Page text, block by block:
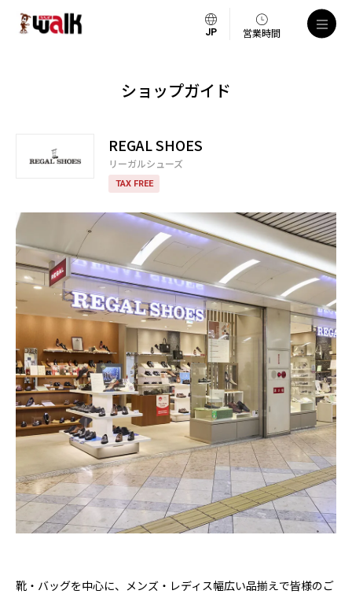
営業時間
ショップガイド
REGAL SHOES
リーガルシューズ
TAX FREE
靴・バッグを中心に、メンズ・レディス幅広い品揃えで皆様のご